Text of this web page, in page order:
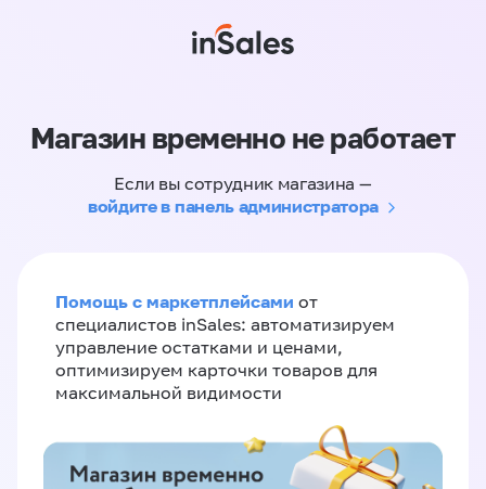
Магазин временно не работает
Если вы сотрудник магазина —
войдите в панель администратора
Помощь с маркетплейсами от
специалистов inSales: автоматизируем
управление остатками и ценами,
оптимизируем карточки товаров для
максимальной видимости